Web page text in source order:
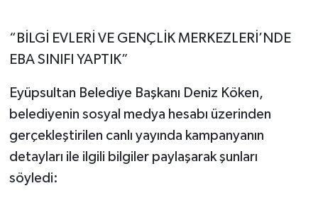
“BİLGİ EVLERİ VE GENÇLİK MERKEZLERİ’NDE
EBA SINIFI YAPTIK”
Eyüpsultan Belediye Başkanı Deniz Köken,
belediyenin sosyal medya hesabı üzerinden
gerçekleştirilen canlı yayında kampanyanın
detayları ile ilgili bilgiler paylaşarak şunları
söyledi: